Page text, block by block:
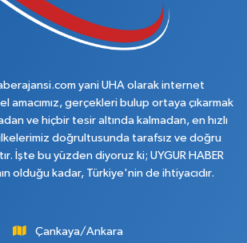
yani UHA olarak internet
amacımız, gerçekleri bulup ortaya çıkarmak
ve hiçbir tesir altında kalmadan, en hızlı
doğrultusunda tarafsız ve doğru
İşte bu yüzden diyoruz ki; UYGUR HABER
olduğu kadar, Türkiye'nin de ihtiyacıdır.
Çankaya/Ankara